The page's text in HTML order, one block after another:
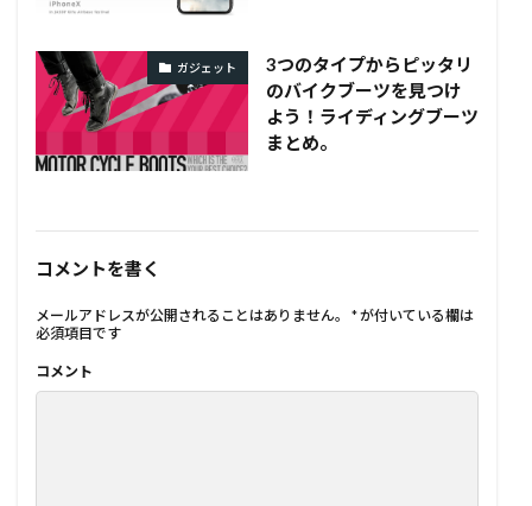
ガジェット
3つのタイプからピッタリ
のバイクブーツを見つけ
よう！ライディングブーツ
まとめ。
コメントを書く
メールアドレスが公開されることはありません。 *が付いている欄は
必須項目です
コメント